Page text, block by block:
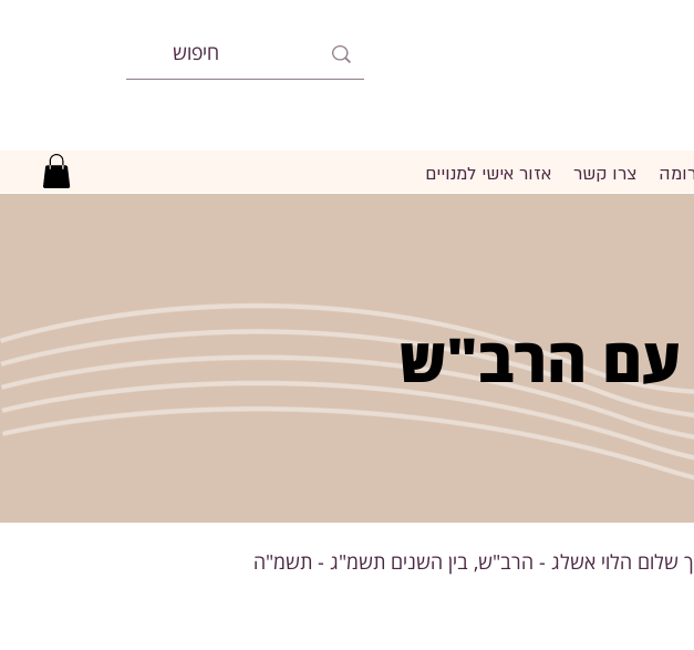
צרו קשר אזור אישי למנויים
עם הרב"ש
שלום הלוי אשלג - הרב"ש, בין השנים תשמ"ג - תשמ"ה